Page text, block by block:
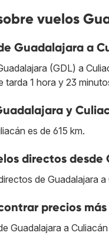
vuelos
Guadalajara a
(GDL) a
tarda 1 hora y 23
y
es de 615 km.
directos
de Guadalajara a
precios
Guadalajara a